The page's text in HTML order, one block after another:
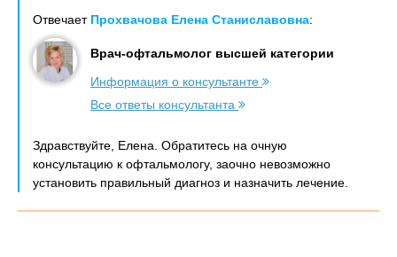
Отвечает Прохвачова Елена Станиславовна:
Врач-офтальмолог высшей категории
Информация о консультанте
Все ответы консультанта
Здравствуйте, Елена. Обратитесь на очную
консультацию к офтальмологу, заочно невозможно
установить правильный диагноз и назначить лечение.